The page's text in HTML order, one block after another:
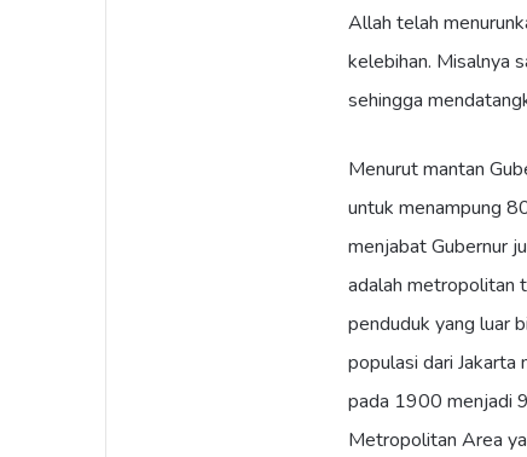
Allah telah
kelebihan. Misalnya
sehingga
Menurut mantan
untuk menampung
menjabat Gubernur
adalah metropolitan
penduduk yang luar
populasi dari
pada 1900 menjadi
Metropolitan Area